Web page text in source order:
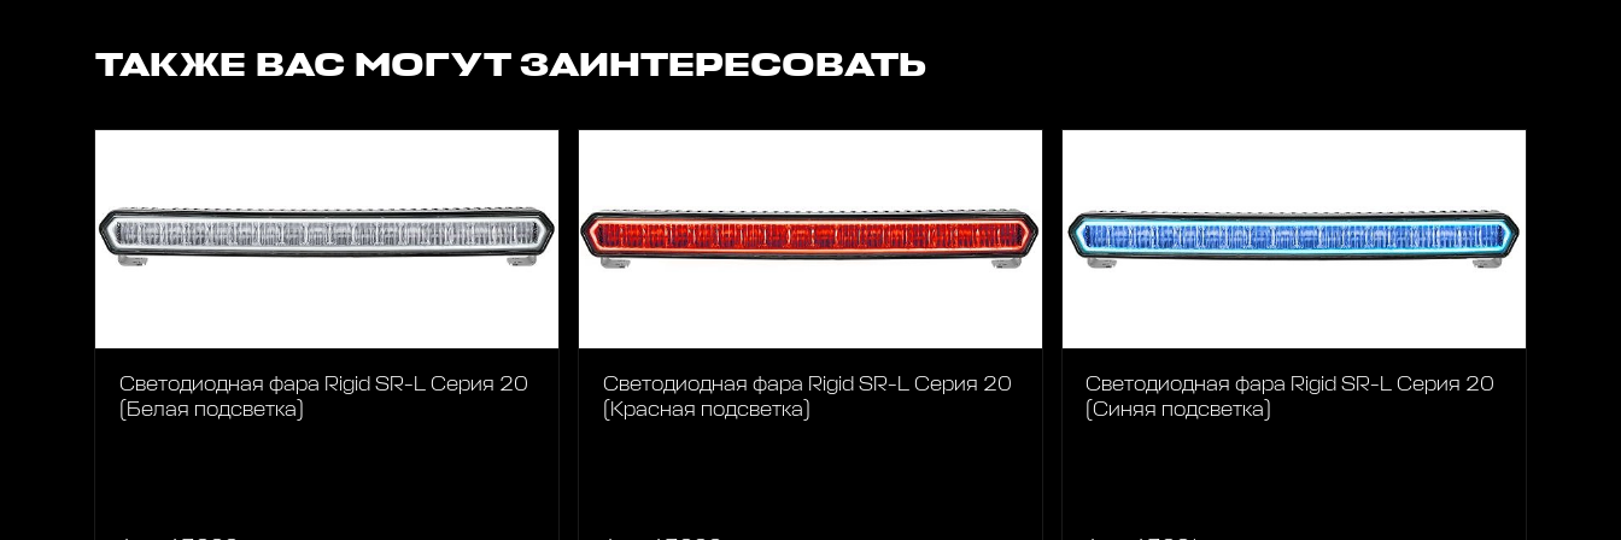
ТАКЖЕ ВАС МОГУТ ЗАИНТЕРЕСОВАТЬ
Светодиодная фара Rigid SR-L Серия 20
(Белая подсветка)
Светодиодная фара Rigid SR-L Серия 20
(Красная подсветка)
Светодиодная фара Rigid SR-L Серия 20
(Синяя подсветка)